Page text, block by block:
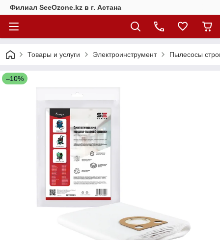
Филиал SeeOzone.kz в г. Астана
Товары и услуги Электроинструмент Пылесосы
–10%